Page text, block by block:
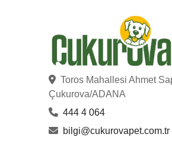
Toros Mahallesi Ahmet
Çukurova/ADANA
444 4 064
bilgi@cukurovapet.com.tr